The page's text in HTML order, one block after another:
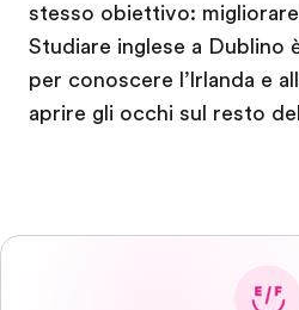
stesso obiettivo:
Studiare inglese a Dublino
per conoscere l’Irlanda e
aprire gli occhi sul resto